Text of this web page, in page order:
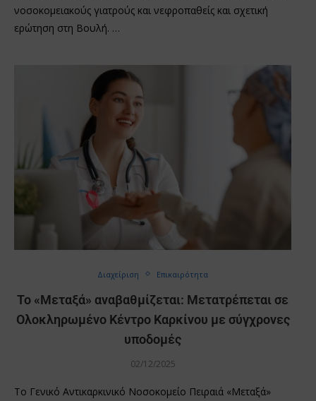
νοσοκομειακούς γιατρούς και νεφροπαθείς και σχετική
ερώτηση στη Βουλή. …
Διαχείριση Επικαιρότητα
Το «Μεταξά» αναβαθμίζεται: Μετατρέπεται σε
Ολοκληρωμένο Κέντρο Καρκίνου με σύγχρονες
υποδομές
02/12/2025
Το Γενικό Αντικαρκινικό Νοσοκομείο Πειραιά «Μεταξά»